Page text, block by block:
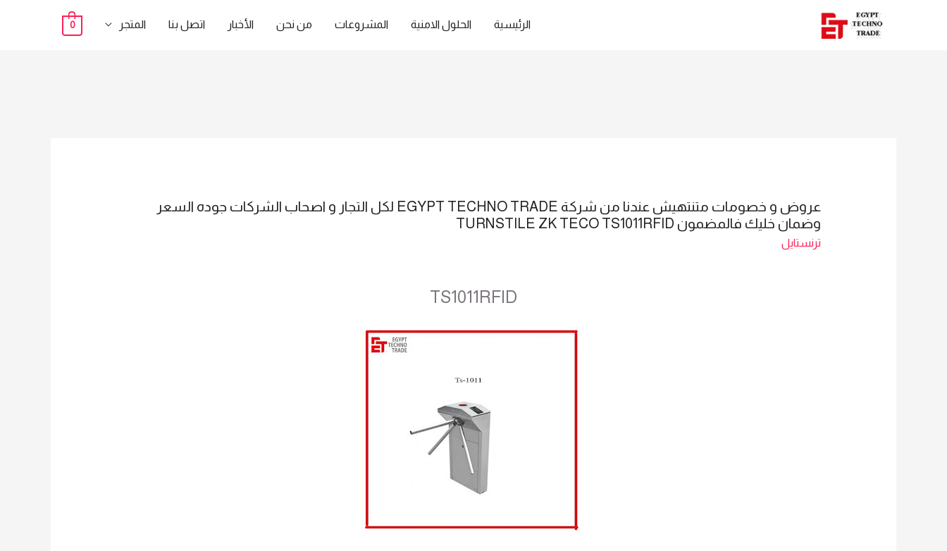
الرئيسية الحلول الامنية المشروعات من نحن الأخبار اتصل بنا المتجر 0
عروض و خصومات متنتهيش عندنا من شركة EGYPT TECHNO TRADE لكل التجار و اصحاب الشركات جوده السعر
وضمان خليك فالمضمون TURNSTILE ZK TECO TS1011RFID
ترنستايل
TS1011RFID